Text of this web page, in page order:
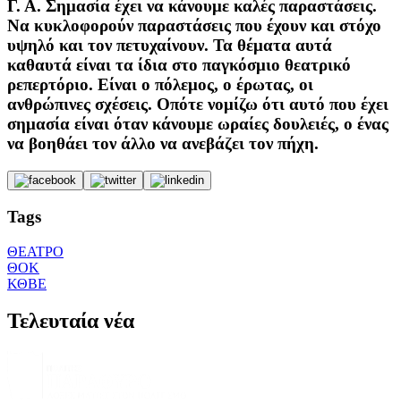
Γ. Α. Σημασία έχει να κάνουμε καλές παραστάσεις.
Να κυκλοφορούν παραστάσεις που έχουν και στόχο
υψηλό και τον πετυχαίνουν. Τα θέματα αυτά
καθαυτά είναι τα ίδια στο παγκόσμιο θεατρικό
ρεπερτόριο. Είναι ο πόλεμος, ο έρωτας, οι
ανθρώπινες σχέσεις. Οπότε νομίζω ότι αυτό που έχει
σημασία είναι όταν κάνουμε ωραίες δουλειές, ο ένας
να βοηθάει τον άλλο να ανεβάζει τον πήχη.
Tags
ΘΕΑΤΡΟ
ΘΟΚ
ΚΘΒΕ
Τελευταία νέα